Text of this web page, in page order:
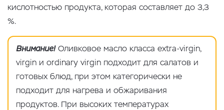
кислотностью продукта, которая составляет до 3,3
%.
Внимание!Оливковое масло класса extra-virgin,
virgin и ordinary virgin подходит для салатов и
готовых блюд, при этом категорически не
подходит для нагрева и обжаривания
продуктов. При высоких температурах